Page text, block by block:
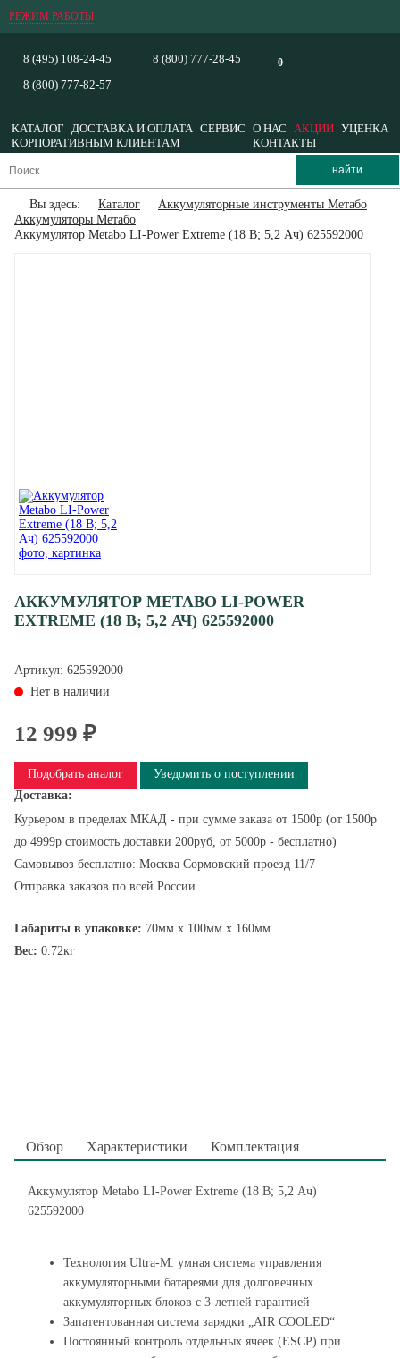
РЕЖИМ РАБОТЫ
0
8 (495) 108-24-45
8 (800) 777-82-57
8 (800) 777-28-45
КАТАЛОГ ДОСТАВКА И ОПЛАТА СЕРВИС О НАС АКЦИИ УЦЕНКА
КОРПОРАТИВНЫМ КЛИЕНТАМ
КОНТАКТЫ
Вы здесь: Каталог
Аккумуляторные инструменты Метабо
Аккумуляторы Метабо
Аккумулятор Metabo LI-Power Extreme (18 В; 5,2 Ач) 625592000
АККУМУЛЯТОР METABO LI-POWER
EXTREME (18 В; 5,2 АЧ) 625592000
Артикул: 625592000
Нет в наличии
12 999 ₽
Подобрать аналог
Уведомить о поступлении
Доставка:
Курьером в пределах МКАД - при сумме заказа от 1500р (от 1500р
до 4999р стоимость доставки 200руб, от 5000р - бесплатно)
Самовывоз бесплатно: Москва Сормовский проезд 11/7
Отправка заказов по всей России
Габариты в упаковке: 70мм x 100мм x 160мм
Вес: 0.72кг
Обзор Характеристики Комплектация
Аккумулятор Metabo LI-Power Extreme (18 В; 5,2 Ач)
625592000
Технология Ultra-M: умная система управления
аккумуляторными батареями для долговечных
аккумуляторных блоков с 3-летней гарантией
Запатентованная система зарядки „AIR COOLED“
Постоянный контроль отдельных ячеек (ESCP) при